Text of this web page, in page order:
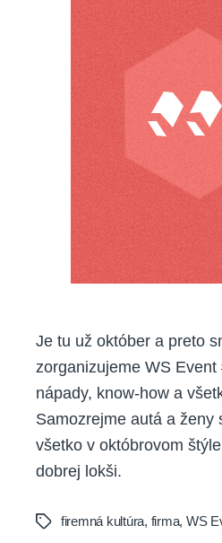
len
pri
Je tu už október a preto
zorganizujeme WS Event
nápady, know-how a
Samozrejme autá a ženy
všetko v októbrovom
dobrej lokši.
Tagsfiremná kultúra, firma, WS